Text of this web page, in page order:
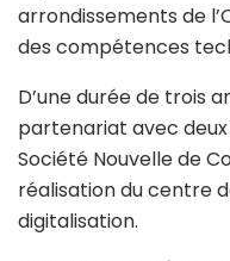
arrondissements de
des compétences
D’une durée de trois
partenariat avec
Société Nouvelle de
réalisation du centre
digitalisation.